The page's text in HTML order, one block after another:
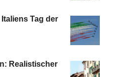
Tag der
Realistischer